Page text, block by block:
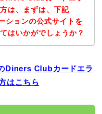
は、まずは、下記
ションの公式サイトを
はいかがでしょうか？
Diners Clubカードエラ
はこちら